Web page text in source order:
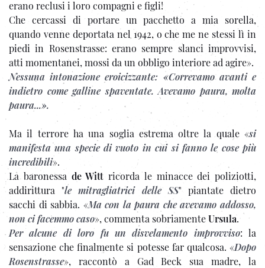
erano reclusi i loro compagni e figli!
Che cercassi di portare un pacchetto a mia sorella,
quando venne deportata nel 1942, o che me ne stessi lì in
piedi in Rosenstrasse: erano sempre slanci improvvisi,
atti momentanei, mossi da un obbligo interiore ad agire».
Nessuna intonazione eroicizzante: «Correvamo avanti e
indietro come galline spaventate. Avevamo paura, molta
paura...».
Ma il terrore ha una soglia estrema oltre la quale «si
manifesta una specie di vuoto in cui si fanno le cose più
incredibili».
La baronessa de Witt ricorda le minacce dei poliziotti,
addirittura "le mitragliatrici delle SS" piantate dietro
sacchi di sabbia. «Ma con la paura che avevamo addosso,
non ci facemmo caso», commenta sobriamenteUrsula.
Per alcune di loro fu un disvelamento improvviso: la
sensazione che finalmente si potesse far qualcosa. «Dopo
Rosenstrasse», raccontò a Gad Beck sua madre, la